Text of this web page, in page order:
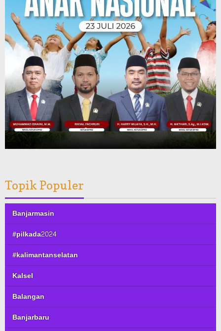
Topik Populer
Banjarmasin
#pilkada2024
#kalimantanselatan
Kalsel
Balangan
Banjarbaru